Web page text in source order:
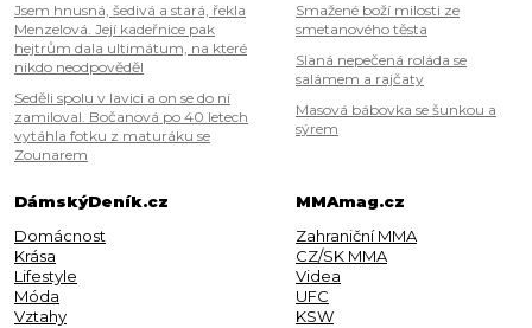
Jsem hnusná, šedivá a stará, řekla
Menzelová. Její kadeřnice pak
hejtrům dala ultimátum, na které
nikdo neodpověděl
Seděli spolu v lavici a on se do ní
zamiloval. Bočanová po 40 letech
vytáhla fotku z maturáku se
Zounarem
Smažené boží milosti ze
smetanového těsta
Slaná nepečená roláda se
salámem a rajčaty
Masová bábovka se šunkou a
sýrem
DámskýDeník.cz
Domácnost
Krása
Lifestyle
Móda
Vztahy
MMAmag.cz
Zahraniční MMA
CZ/SK MMA
Videa
UFC
KSW